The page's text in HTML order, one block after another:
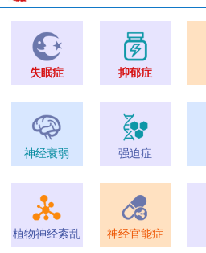
失眠症 抑郁症
神经衰弱 强迫症
植物神经紊乱 神经官能症